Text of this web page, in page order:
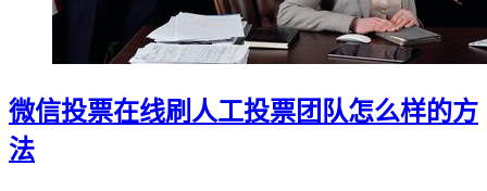
微信投票在线刷人工投票团队怎么样的方
法